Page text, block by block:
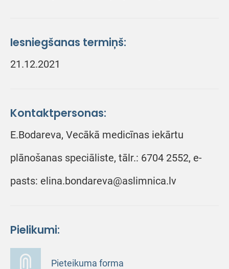
Iesniegšanas termiņš:
21.12.2021
Kontaktpersonas:
E.Bodareva, Vecākā medicīnas iekārtu
plānošanas speciāliste, tālr.: 6704 2552, e-
pasts: elina.bondareva@aslimnica.lv
Pielikumi:
Pieteikuma forma